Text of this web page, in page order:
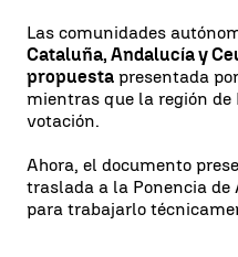
Las comunidades
Cataluña, Andalucía y
propuesta presentada
mientras que la región de
votación.
Ahora, el documento
traslada a la Ponencia
para trabajarlo